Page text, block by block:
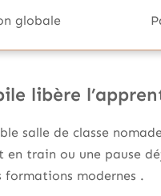
globale
libère
salle de classe
train ou une pause
formations modernes .